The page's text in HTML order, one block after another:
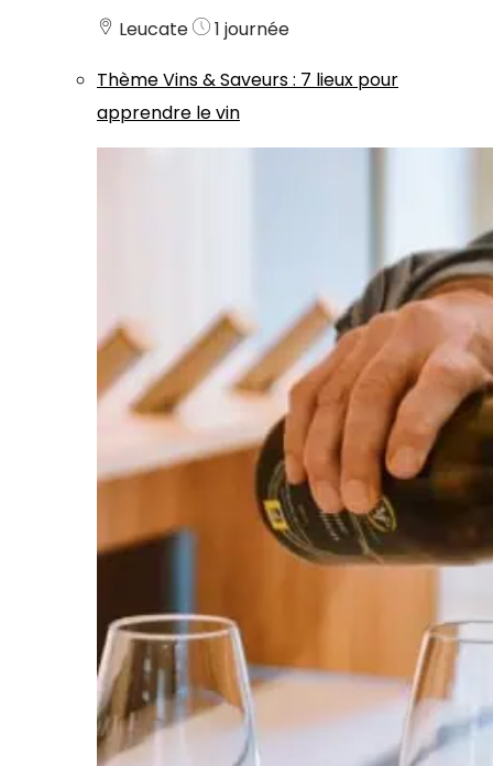
Leucate
1 journée
ThèmeVins & Saveurs: 7 lieux pour
apprendre le vin